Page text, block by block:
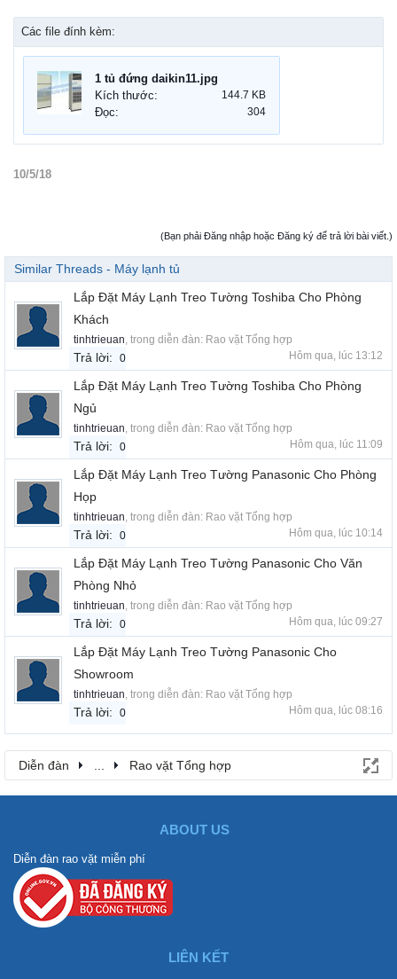
Các file đính kèm:
1 tủ đứng daikin11.jpg
Kích thước:
144.7 KB
Đọc: 304
10/5/18
(Bạn phải Đăng nhập hoặc Đăng ký để trả lời bài viết.)
Similar Threads - Máy lạnh tủ
Lắp Đặt Máy Lạnh Treo Tường Toshiba Cho Phòng
Khách
tinhtrieuan, trong diễn đàn: Rao vặt Tổng hợp
Trả lời: 0 Hôm qua, lúc 13:12
Lắp Đặt Máy Lạnh Treo Tường Toshiba Cho Phòng
Ngủ
tinhtrieuan, trong diễn đàn: Rao vặt Tổng hợp
Trả lời: 0 Hôm qua, lúc 11:09
Lắp Đặt Máy Lạnh Treo Tường Panasonic Cho Phòng
Họp
tinhtrieuan, trong diễn đàn: Rao vặt Tổng hợp
Trả lời: 0 Hôm qua, lúc 10:14
Lắp Đặt Máy Lạnh Treo Tường Panasonic Cho Văn
Phòng Nhỏ
tinhtrieuan, trong diễn đàn: Rao vặt Tổng hợp
Trả lời: 0 Hôm qua, lúc 09:27
Lắp Đặt Máy Lạnh Treo Tường Panasonic Cho
Showroom
tinhtrieuan, trong diễn đàn: Rao vặt Tổng hợp
Trả lời: 0 Hôm qua, lúc 08:16
Diễn đàn ... Rao vặt Tổng hợp
ABOUT US
Diễn đàn rao vặt miễn phí
LIÊN KẾT